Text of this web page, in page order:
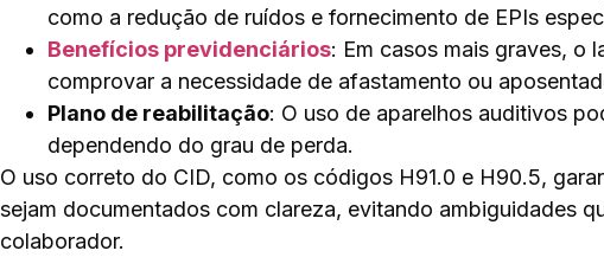
como a redução de ruídos e fornecimento de EPIs
Benefícios previdenciários: Em casos mais graves, o
comprovar a necessidade de afastamento ou
Plano de reabilitação: O uso de aparelhos auditivos
dependendo do grau de perda.
O uso correto do CID, como os códigos H91.0 e H90.5,
sejam documentados com clareza, evitando ambiguidades
colaborador.